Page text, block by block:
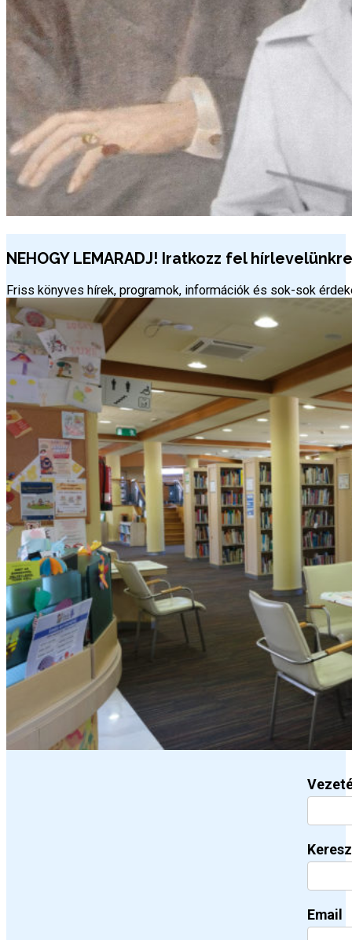
NEHOGY LEMARADJ! Iratkozz fel
Friss könyves hírek, programok, információk és sok-sok
Email